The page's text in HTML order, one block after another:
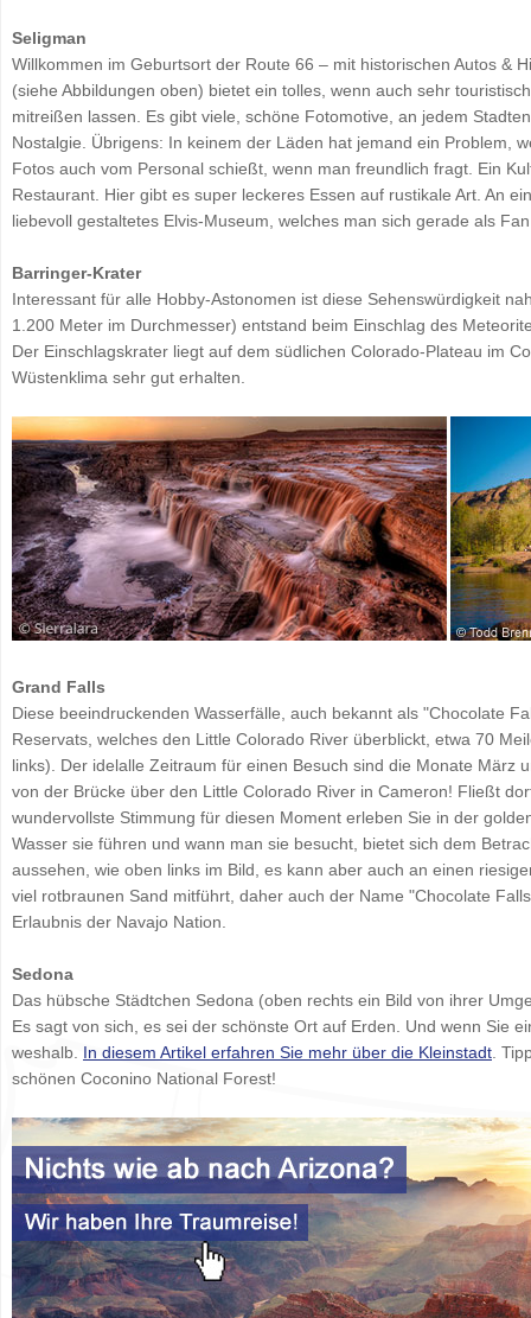
Seligman
Willkommen im Geburtsort der Route 66 – mit historischen Autos &
(siehe Abbildungen oben) bietet ein tolles, wenn auch sehr
mitreißen lassen. Es gibt viele, schöne Fotomotive, an jedem
Nostalgie. Übrigens: In keinem der Läden hat jemand ein Problem,
Fotos auch vom Personal schießt, wenn man freundlich fragt. Ein
Restaurant. Hier gibt es super leckeres Essen auf rustikale Art. An
liebevoll gestaltetes Elvis-Museum, welches man sich gerade als
Barringer-Krater
Interessant für alle Hobby-Astonomen ist diese Sehenswürdigkeit
1.200 Meter im Durchmesser) entstand beim Einschlag des
Der Einschlagskrater liegt auf dem südlichen Colorado-Plateau im
Wüstenklima sehr gut erhalten.
Grand Falls
Diese beeindruckenden Wasserfälle, auch bekannt als "Chocolate
Reservats, welches den Little Colorado River überblickt, etwa 70
links). Der idelalle Zeitraum für einen Besuch sind die Monate März
von der Brücke über den Little Colorado River in Cameron! Fließt
wundervollste Stimmung für diesen Moment erleben Sie in der
Wasser sie führen und wann man sie besucht, bietet sich dem
aussehen, wie oben links im Bild, es kann aber auch an einen
viel rotbraunen Sand mitführt, daher auch der Name "Chocolate
Erlaubnis der Navajo Nation.
Sedona
Das hübsche Städtchen Sedona (oben rechts ein Bild von ihrer
Es sagt von sich, es sei der schönste Ort auf Erden. Und wenn Sie
weshalb. In diesem Artikel erfahren Sie mehr über die Kleinstadt .
schönen Coconino National Forest!